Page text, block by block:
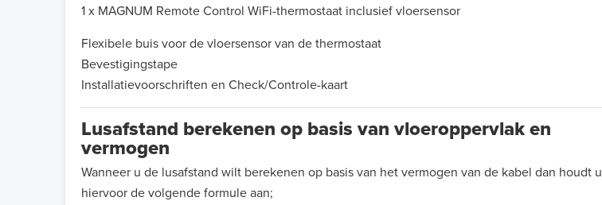
1 x MAGNUM Remote Control WiFi-thermostaat inclusief vloersensor
Flexibele buis voor de vloersensor van de thermostaat
Bevestigingstape
Installatievoorschriften en Check/Controle-kaart
Lusafstand berekenen op basis van vloeroppervlak en
vermogen
Wanneer u de lusafstand wilt berekenen op basis van het vermogen van de kabel dan houdt u
hiervoor de volgende formule aan;